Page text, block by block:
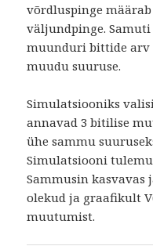
võrdluspinge
väljundpinge.
muunduri bittide
muudu suuruse.
Simulatsiooniks
annavad 3 bitilise
ühe sammu
Simulatsiooni
Sammusin
olekud ja graafikult
muutumist.